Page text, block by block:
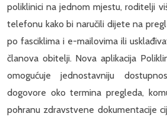
poliklinici na jednom mjestu, roditelji
telefonu kako bi naručili dijete na
po fasciklima i e-mailovima ili
članova obitelji. Nova aplikacija
omogućuje jednostavniju
dogovore oko termina pregleda,
pohranu zdravstvene dokumentacije